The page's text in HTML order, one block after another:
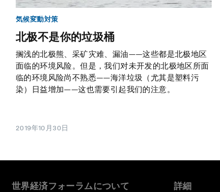
気候変動対策
北极不是你的垃圾桶
搁浅的北极熊、采矿灾难、漏油——这些都是北极地区
面临的环境风险。但是，我们对未开发的北极地区所面
临的环境风险尚不熟悉——海洋垃圾（尤其是塑料污
染）日益增加——这也需要引起我们的注意。
2019年10月30日
世界経済フォーラムについて 詳細